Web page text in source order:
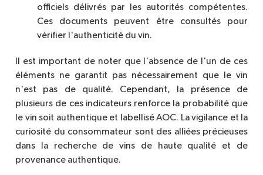
officiels délivrés par les autorités compétentes.
Ces documents peuvent être consultés pour
vérifier l'authenticité du vin.
Il est important de noter que l'absence de l'un de ces
éléments ne garantit pas nécessairement que le vin
n'est pas de qualité. Cependant, la présence de
plusieurs de ces indicateurs renforce la probabilité que
le vin soit authentique et labellisé AOC. La vigilance et la
curiosité du consommateur sont des alliées précieuses
dans la recherche de vins de haute qualité et de
provenance authentique.